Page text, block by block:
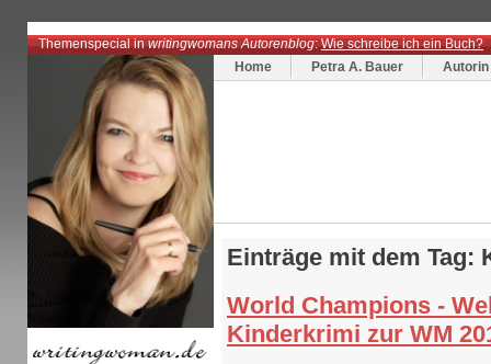
Themenspecial inwritingwomans Autorenblog:Wie schreibe ich ein Buch?
Home
Petra A. Bauer Autorin
Einträge mit dem Tag:
World Champions -
Kinderkrimi zur WM